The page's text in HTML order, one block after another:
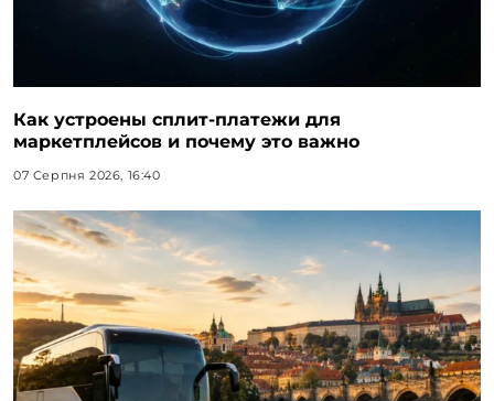
Как устроены сплит-платежи для
маркетплейсов и почему это важно
07 Серпня 2026, 16:40